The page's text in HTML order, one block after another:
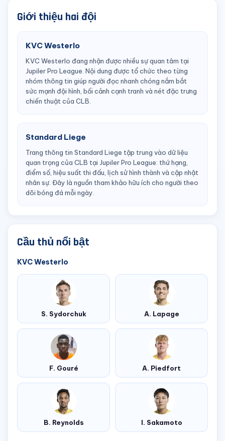
Giới thiệu hai đội
KVC Westerlo
KVC Westerlo đang nhận được nhiều sự quan tâm tại
Jupiler Pro League. Nội dung được tổ chức theo từng
nhóm thông tin giúp người đọc nhanh chóng nắm bắt
sức mạnh đội hình, bối cảnh cạnh tranh và nét đặc trưng
chiến thuật của CLB.
Standard Liege
Trang thông tin Standard Liege tập trung vào dữ liệu
quan trọng của CLB tại Jupiler Pro League: thứ hạng,
điểm số, hiệu suất thi đấu, lịch sử hình thành và cập nhật
nhân sự. Đây là nguồn tham khảo hữu ích cho người theo
dõi bóng đá mỗi ngày.
Cầu thủ nổi bật
KVC Westerlo
S. Sydorchuk A. Lapage
F. Gouré A. Piedfort
B. Reynolds I. Sakamoto